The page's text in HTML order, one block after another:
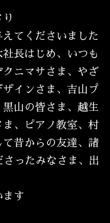
てくださいました
長はじめ、いつも
ニマサさま、やざ
インさま、吉山プ
山の皆さま、越生
、ピアノ教室、村
昔からの友達、諸
ったみなさま、出
ます